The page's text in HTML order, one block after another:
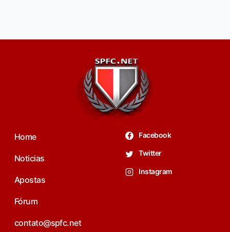
Home
Noticias
Apostas
Fórum
contato@spfc.net
Facebook
Twitter
Instagram